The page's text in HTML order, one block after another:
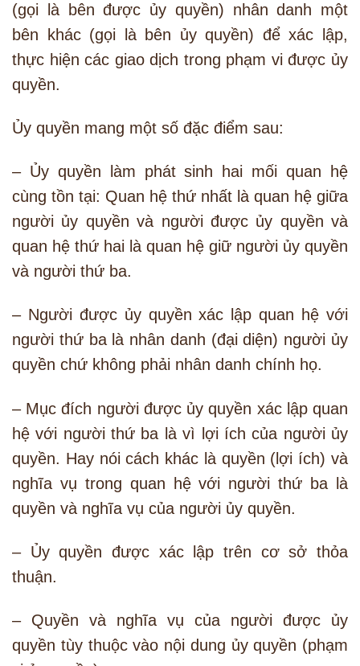
(gọi là bên được ủy quyền) nhân danh một
bên khác (gọi là bên ủy quyền) để xác lập,
thực hiện các giao dịch trong phạm vi được ủy
quyền.
Ủy quyền mang một số đặc điểm sau:
– Ủy quyền làm phát sinh hai mối quan hệ
cùng tồn tại: Quan hệ thứ nhất là quan hệ giữa
người ủy quyền và người được ủy quyền và
quan hệ thứ hai là quan hệ giữ người ủy quyền
và người thứ ba.
– Người được ủy quyền xác lập quan hệ với
người thứ ba là nhân danh (đại diện) người ủy
quyền chứ không phải nhân danh chính họ.
– Mục đích người được ủy quyền xác lập quan
hệ với người thứ ba là vì lợi ích của người ủy
quyền. Hay nói cách khác là quyền (lợi ích) và
nghĩa vụ trong quan hệ với người thứ ba là
quyền và nghĩa vụ của người ủy quyền.
– Ủy quyền được xác lập trên cơ sở thỏa
thuận.
– Quyền và nghĩa vụ của người được ủy
quyền tùy thuộc vào nội dung ủy quyền (phạm